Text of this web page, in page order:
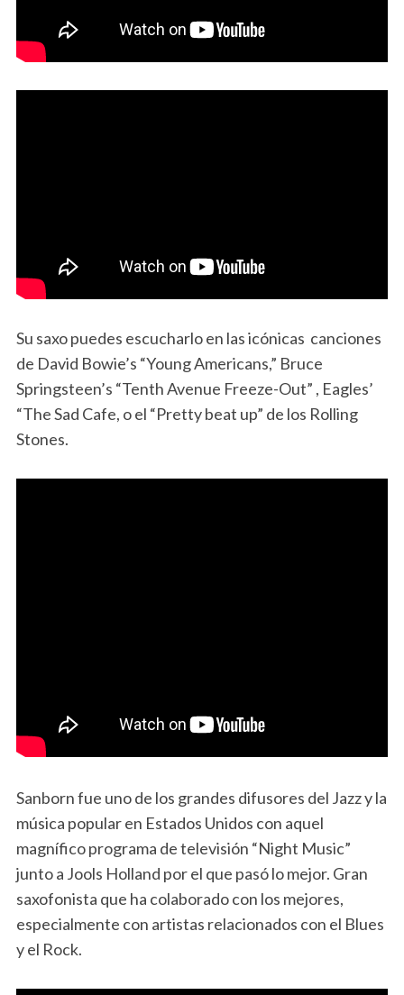
Su saxo puedes escucharlo en las icónicas canciones
de David Bowie’s “Young Americans,” Bruce
Springsteen’s “Tenth Avenue Freeze-Out” , Eagles’
“The Sad Cafe, o el “Pretty beat up” de los Rolling
Stones.
Sanborn fue uno de los grandes difusores del Jazz y la
música popular en Estados Unidos con aquel
magnífico programa de televisión “Night Music”
junto a Jools Holland por el que pasó lo mejor. Gran
saxofonista que ha colaborado con los mejores,
especialmente con artistas relacionados con el Blues
y el Rock.